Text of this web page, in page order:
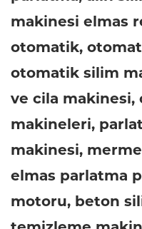
makinesi elmas
otomatik,
otomatik silim
ve cila makinesi,
makineleri,
makinesi,
elmas parlatma
motoru, beton